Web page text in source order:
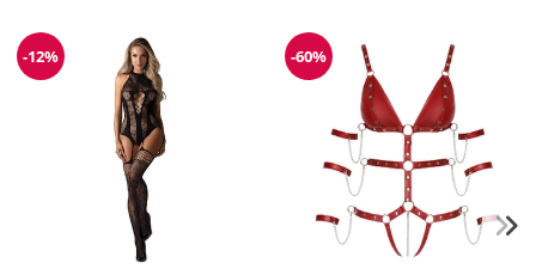
Reduzierung
-12% Reduzierung
-60%